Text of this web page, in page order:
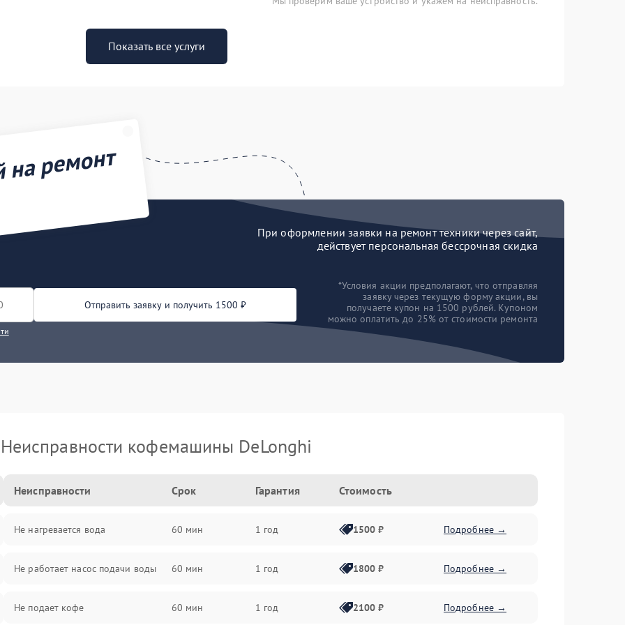
Показать все услуги
ремонт
При оформлении заявки на ремонт техники через сайт,
действует персональная бессрочная скидка
Отправить заявку и получить 1500 ₽
*Условия акции предполагают, что отправляя
заявку через текущую форму акции, вы
получаете купон на 1500 рублей. Купоном
можно оплатить до 25% от стоимости ремонта
Неисправности кофемашины DeLonghi
Неисправности Срок Гарантия Стоимость
Не нагревается вода 60 мин 1 год 1500 ₽ Подробнее →
Не работает насос подачи воды 60 мин 1 год 1800 ₽ Подробнее →
Не подает кофе 60 мин 1 год 2100 ₽ Подробнее →